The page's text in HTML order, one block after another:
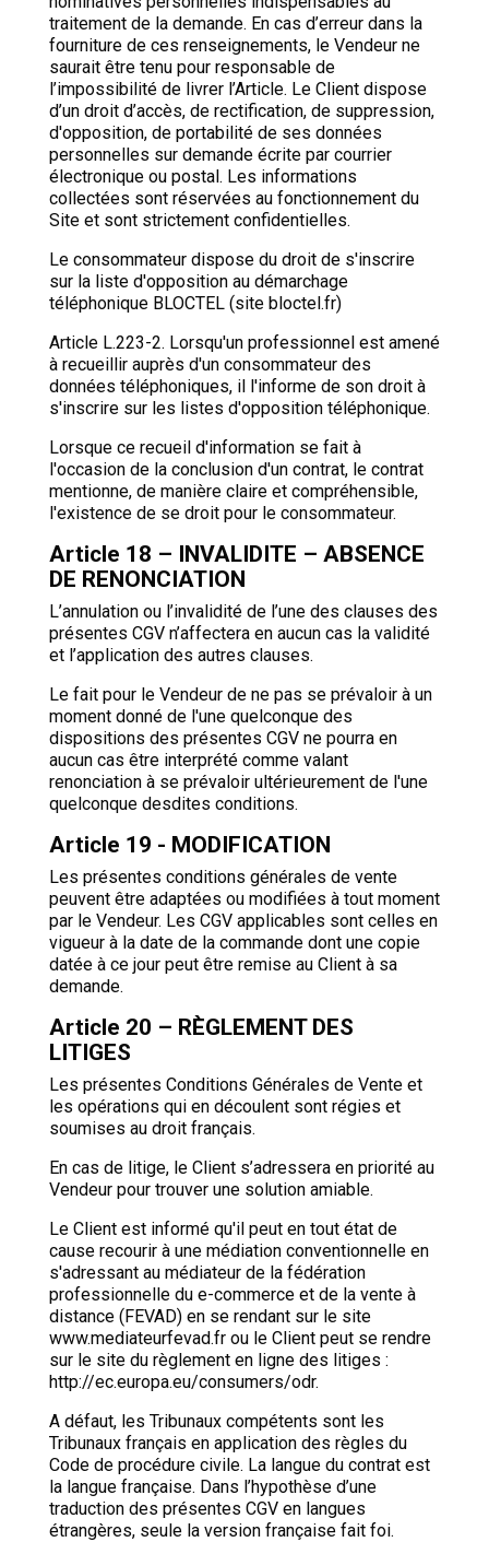
traitement de la demande. En cas d’erreur dans la
fourniture de ces renseignements, le Vendeur ne
saurait être tenu pour responsable de
l’impossibilité de livrer l’Article. Le Client dispose
d’un droit d’accès, de rectification, de suppression,
d'opposition, de portabilité de ses données
personnelles sur demande écrite par courrier
électronique ou postal. Les informations
collectées sont réservées au fonctionnement du
Site et sont strictement confidentielles.
Le consommateur dispose du droit de s'inscrire
sur la liste d'opposition au démarchage
téléphonique BLOCTEL (site bloctel.fr)
Article L.223-2. Lorsqu'un professionnel est amené
à recueillir auprès d'un consommateur des
données téléphoniques, il l'informe de son droit à
s'inscrire sur les listes d'opposition téléphonique.
Lorsque ce recueil d'information se fait à
l'occasion de la conclusion d'un contrat, le contrat
mentionne, de manière claire et compréhensible,
l'existence de se droit pour le consommateur.
Article 18 – INVALIDITE – ABSENCE
DE RENONCIATION
L’annulation ou l’invalidité de l’une des clauses des
présentes CGV n’affectera en aucun cas la validité
et l’application des autres clauses.
Le fait pour le Vendeur de ne pas se prévaloir à un
moment donné de l'une quelconque des
dispositions des présentes CGV ne pourra en
aucun cas être interprété comme valant
renonciation à se prévaloir ultérieurement de l'une
quelconque desdites conditions.
Article 19 - MODIFICATION
Les présentes conditions générales de vente
peuvent être adaptées ou modifiées à tout moment
par le Vendeur. Les CGV applicables sont celles en
vigueur à la date de la commande dont une copie
datée à ce jour peut être remise au Client à sa
demande.
Article 20 – RÈGLEMENT DES
LITIGES
Les présentes Conditions Générales de Vente et
les opérations qui en découlent sont régies et
soumises au droit français.
En cas de litige, le Client s’adressera en priorité au
Vendeur pour trouver une solution amiable.
Le Client est informé qu'il peut en tout état de
cause recourir à une médiation conventionnelle en
s'adressant au médiateur de la fédération
professionnelle du e-commerce et de la vente à
distance (FEVAD) en se rendant sur le site
www.mediateurfevad.fr ou le Client peut se rendre
sur le site du règlement en ligne des litiges :
http://ec.europa.eu/consumers/odr.
A défaut, les Tribunaux compétents sont les
Tribunaux français en application des règles du
Code de procédure civile. La langue du contrat est
la langue française. Dans l’hypothèse d’une
traduction des présentes CGV en langues
étrangères, seule la version française fait foi.